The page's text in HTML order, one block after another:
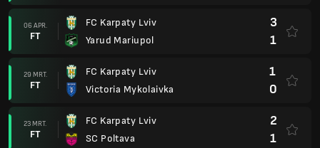
06 APR.
FT
FC Karpaty Lviv
Yarud Mariupol
3
1
29 MRT.
FT
FC Karpaty Lviv
Victoria Mykolaivka
1
0
23 MRT.
FT
FC Karpaty Lviv
SC Poltava
2
1